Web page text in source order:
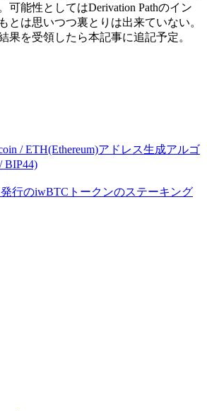
可能性としてはDerivation Pathのイン
とは思いつつ裏とりは出来ていない。
果を受領したら本記事に追記予定。
/ ETH(Ethereum)アドレス生成アルゴ
BIP44)
発行のiwBTCトークンのステーキング